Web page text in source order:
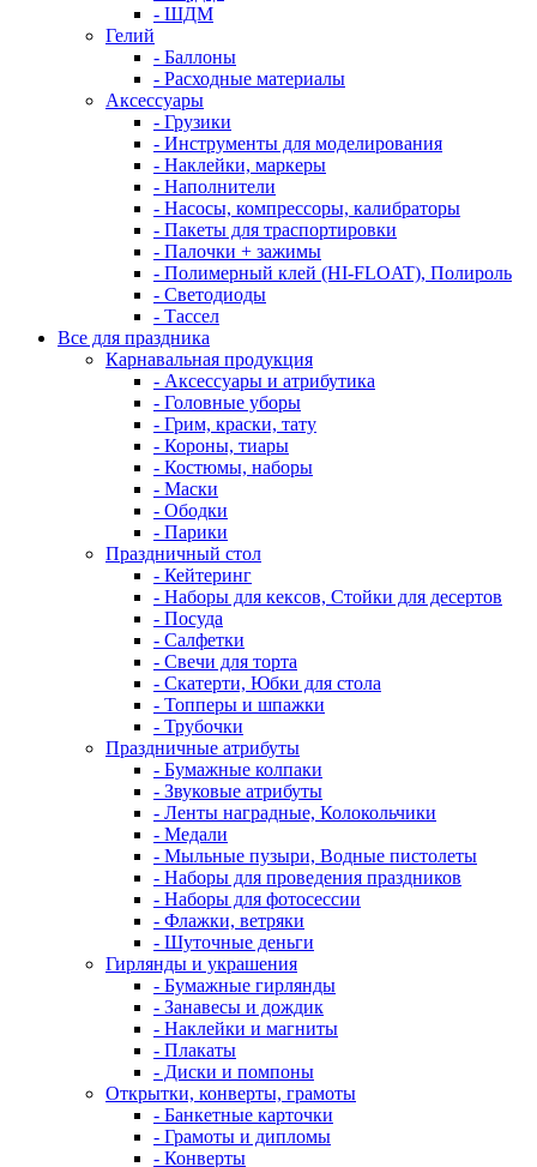
- ШДМ
Гелий
- Баллоны
- Расходные материалы
Аксессуары
- Грузики
- Инструменты для моделирования
- Наклейки, маркеры
- Наполнители
- Насосы, компрессоры, калибраторы
- Пакеты для траспортировки
- Палочки + зажимы
- Полимерный клей (HI-FLOAT), Полироль
- Светодиоды
- Тассел
Все для праздника
Карнавальная продукция
- Аксессуары и атрибутика
- Головные уборы
- Грим, краски, тату
- Короны, тиары
- Костюмы, наборы
- Маски
- Ободки
- Парики
Праздничный стол
- Кейтеринг
- Наборы для кексов, Стойки для десертов
- Посуда
- Салфетки
- Свечи для торта
- Скатерти, Юбки для стола
- Топперы и шпажки
- Трубочки
Праздничные атрибуты
- Бумажные колпаки
- Звуковые атрибуты
- Ленты наградные, Колокольчики
- Медали
- Мыльные пузыри, Водные пистолеты
- Наборы для проведения праздников
- Наборы для фотосессии
- Флажки, ветряки
- Шуточные деньги
Гирлянды и украшения
- Бумажные гирлянды
- Занавесы и дождик
- Наклейки и магниты
- Плакаты
- Диски и помпоны
Открытки, конверты, грамоты
- Банкетные карточки
- Грамоты и дипломы
- Конверты